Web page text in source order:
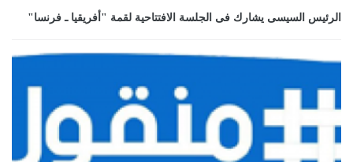
الرئيس السيسى يشارك فى الجلسة الافتتاحية لقمة "أفريقيا ـ فرنسا"